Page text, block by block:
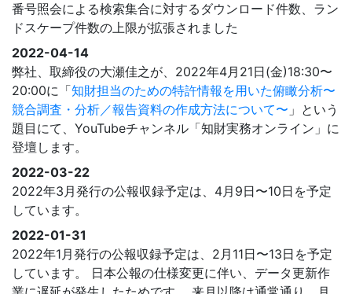
番号照会による検索集合に対するダウンロード件数、ラン
ドスケープ件数の上限が拡張されました
2022-04-14
弊社、取締役の大瀬佳之が、2022年4月21日(金)18:30〜
20:00に「知財担当のための特許情報を用いた俯瞰分析〜
競合調査・分析／報告資料の作成方法について〜 」という
題目にて、YouTubeチャンネル「知財実務オンライン」に
登壇します。
2022-03-22
2022年3月発行の公報収録予定は、4月9日〜10日を予定
しています。
2022-01-31
2022年1月発行の公報収録予定は、2月11日〜13日を予定
しています。 日本公報の仕様変更に伴い、データ更新作